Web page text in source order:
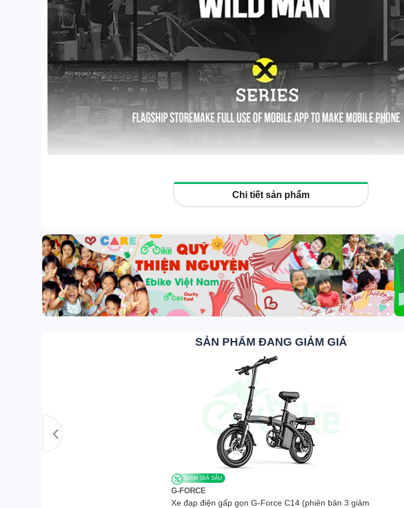
Xe đạp trợ lực G-Force
Xe đạp trợ lực Coswheel
Xe đạp trợ lực Phoenix
Xe đạp trợ lực điện khác
eScooter | Scooter sân
GOLF
Xe điện 3 & 4 bánh
Xe đạp | Xe đạp gấp
Chi tiết sản phẩm
SẢN PHẨM ĐANG GIẢM GIÁ
GIẢM GIÁ SÂU
G-FORCE
Xe đạp điện gấp gọn G-Force C14 (phiên bản 3 giảm